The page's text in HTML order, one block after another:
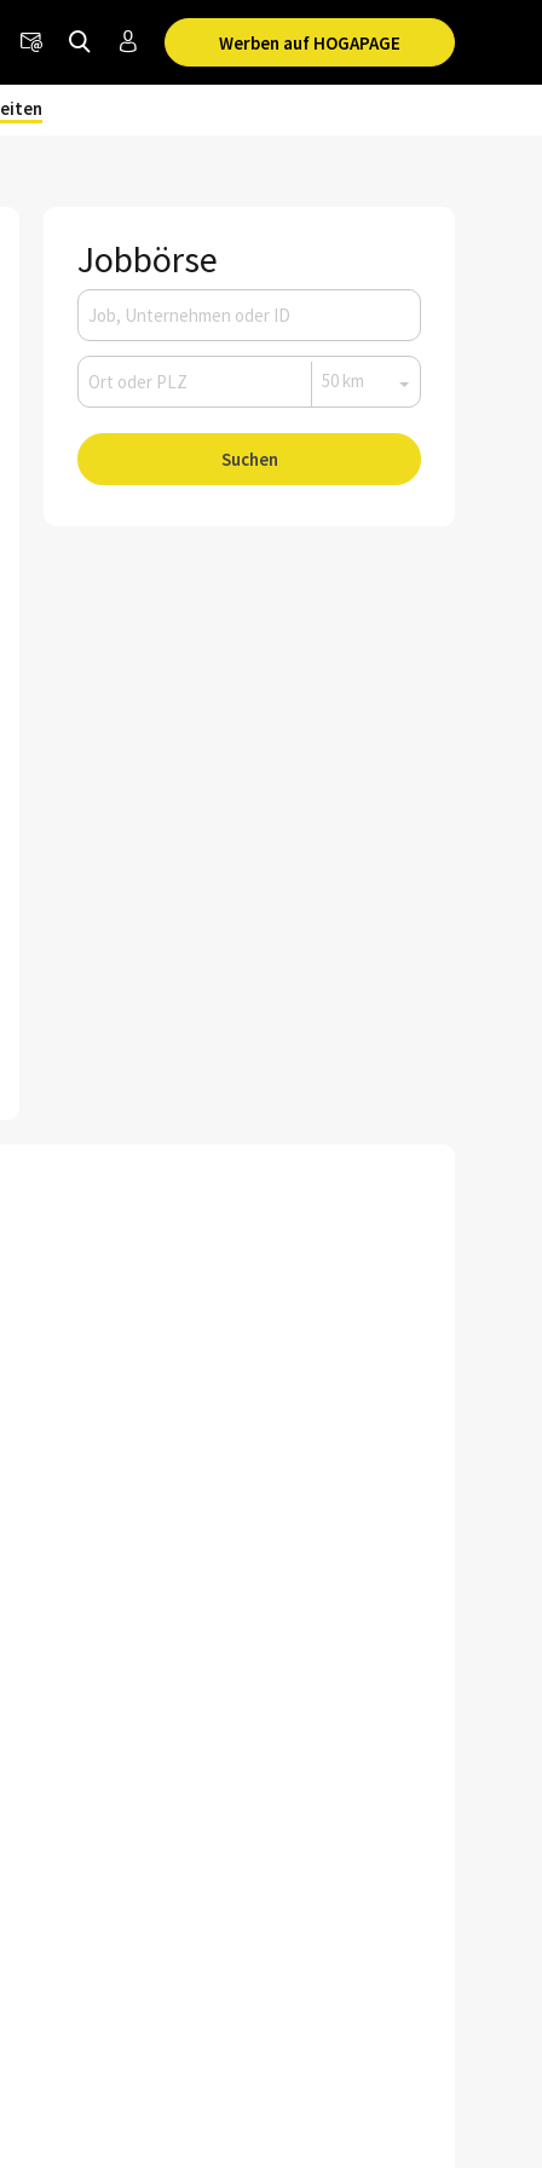
Werben auf HOGAPAGE
Jobbörse